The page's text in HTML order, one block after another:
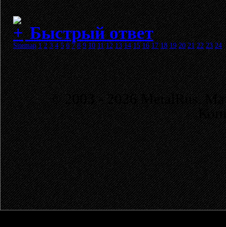
Быстрый ответ
Sitemap 1 2 3 4 5 6 7 8 9 10 11 12 13 14 15 16 17 18 19 20 21 22 23 24
© 2003 - 2026 MetalRus.